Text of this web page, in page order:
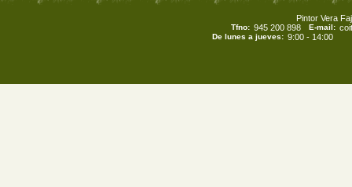
Pintor Vera
Tfno: 945 200 898 E-mail:
De lunes a jueves: 9:00 - 14:00